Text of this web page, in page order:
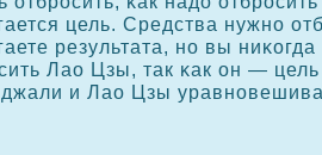
цель. Средства нужно
результата, но вы
Лао Цзы, так κак он —
и Лао Цзы